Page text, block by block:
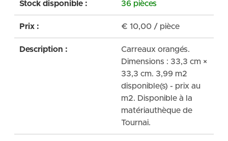
Stock disponible : 36 pièces
Prix : € 10,00 / pièce
Description :
Carreaux orangés.
Dimensions : 33,3 cm ×
33,3 cm. 3,99 m2
disponible(s) - prix au
m2. Disponible à la
matériauthèque de
Tournai.